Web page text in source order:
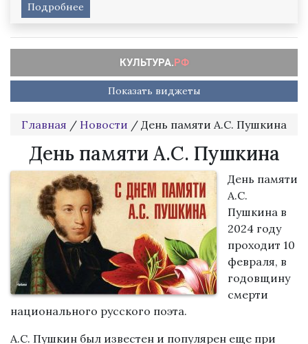
Подробнее
Показать виджеты
Главная / Новости / День памяти А.С. Пушкина
День памяти А.С. Пушкина
День памяти
А.С.
Пушкина в
2024 году
проходит 10
февраля, в
годовщину
смерти
национального русского поэта.
А.С. Пушкин был известен и популярен еще при